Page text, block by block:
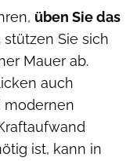
üben Sie das
stützen Sie sich
Mauer ab.
auch
modernen
ist, kann in